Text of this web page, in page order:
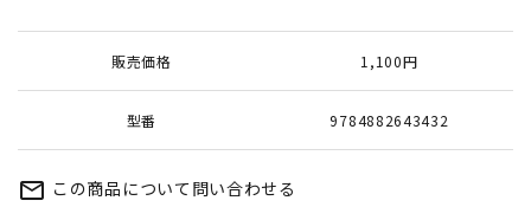
販売価格 1,100円
型番 9784882643432
mail_outline この商品について問い合わせる